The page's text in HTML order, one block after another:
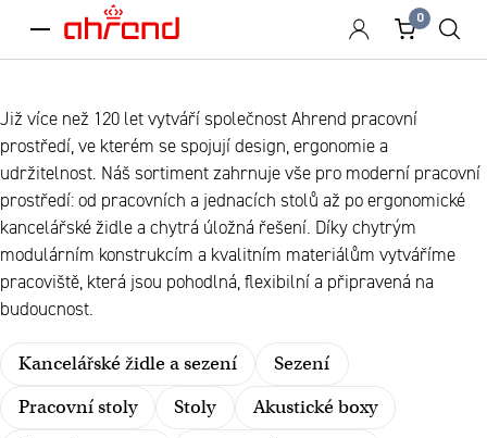
menu
0
Již více než 120 let vytváří společnost Ahrend pracovní
prostředí, ve kterém se spojují design, ergonomie a
udržitelnost. Náš sortiment zahrnuje vše pro moderní pracovní
prostředí: od pracovních a jednacích stolů až po ergonomické
kancelářské židle a chytrá úložná řešení. Díky chytrým
modulárním konstrukcím a kvalitním materiálům vytváříme
pracoviště, která jsou pohodlná, flexibilní a připravená na
budoucnost.
Kancelářské židle a sezení
Sezení
Pracovní stoly
Stoly
Akustické boxy